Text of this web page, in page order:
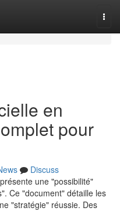
en
pour
Discuss
une "possibilité"
Ce "document" détaille les
"stratégie" réussie. Des